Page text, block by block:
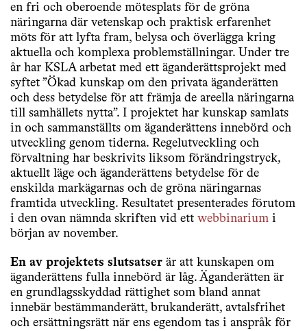
en fri och oberoende mötesplats för de gröna
näringarna där vetenskap och praktisk erfarenhet
möts för att lyfta fram, belysa och överlägga kring
aktuella och komplexa problemställningar. Under tre
år har KSLA arbetat med ett äganderättsprojekt med
syftet ”Ökad kunskap om den privata äganderätten
och dess betydelse för att främja de areella näringarna
till samhällets nytta”. I projektet har kunskap samlats
in och sammanställts om äganderättens innebörd och
utveckling genom tiderna. Regelutveckling och
förvaltning har beskrivits liksom förändringstryck,
aktuellt läge och äganderättens betydelse för de
enskilda markägarnas och de gröna näringarnas
framtida utveckling. Resultatet presenterades förutom
i den ovan nämnda skriften vid ett webbinarium i
början av november.
En av projektets slutsatser är att kunskapen om
äganderättens fulla innebörd är låg. Äganderätten är
en grundlagsskyddad rättighet som bland annat
innebär bestämmanderätt, brukanderätt, avtalsfrihet
och ersättningsrätt när ens egendom tas i anspråk för